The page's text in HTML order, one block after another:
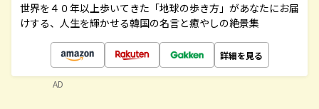
世界を４０年以上歩いてきた「地球の歩き方」があなたにお届
けする、人生を輝かせる韓国の名言と癒やしの絶景集
詳細を見る
AD